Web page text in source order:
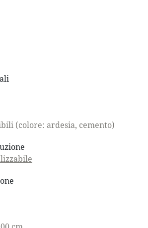
(colore: ardesia, cemento)